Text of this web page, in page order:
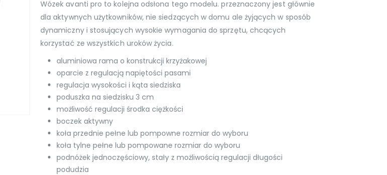
Wózek avanti pro to kolejna odsłona tego modelu. przeznaczony jest głównie
dla aktywnych użytkowników, nie siedzących w domu ale żyjących w sposób
dynamiczny i stosujących wysokie wymagania do sprzętu, chcących
korzystać ze wszystkich uroków życia.
aluminiowa rama o konstrukcji krzyżakowej
oparcie z regulacją napiętości pasami
regulacja wysokości i kąta siedziska
poduszka na siedzisku 3 cm
możliwość regulacji środka ciężkości
boczek aktywny
koła przednie pełne lub pompowne rozmiar do wyboru
koła tylne pełne lub pompowane rozmiar do wyboru
podnóżek jednoczęściowy, stały z możliwością regulacji długości
podudzia